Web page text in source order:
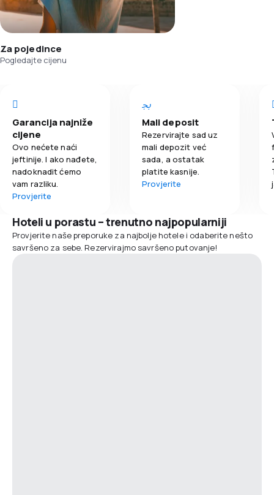
Za pojedince
Pogledajte cijenu
Garancija najniže
cijene
Ovo nećete naći
jeftinije. I ako nađete,
nadoknadit ćemo
vam razliku.
Provjerite
Mali deposit
Rezervirajte sad uz
mali depozit već
sada, a ostatak
platite kasnije.
Provjerite
Hoteli u porastu – trenutno najpopularniji
Provjerite naše preporuke za najbolje hotele i odaberite nešto
savršeno za sebe. Rezervirajmo savršeno putovanje!